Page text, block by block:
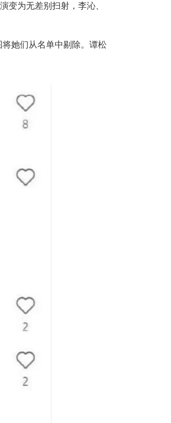
变为无差别扫射，李沁、
她们从名单中剔除。谭松